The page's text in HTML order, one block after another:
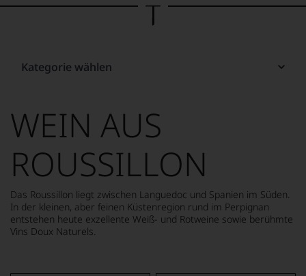
Kategorie wählen
WEIN AUS
ROUSSILLON
Das Roussillon liegt zwischen Languedoc und Spanien im Süden.
In der kleinen, aber feinen Küstenregion rund im Perpignan
entstehen heute exzellente Weiß- und Rotweine sowie berühmte
Vins Doux Naturels.